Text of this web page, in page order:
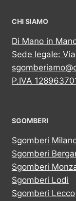
CHI SIAMO
Di Mano in
Sede legale:
P.IVA
SGOMBERI
Sgomberi
Sgomberi
Sgomberi
Sgomberi Lodi
Sgomberi Lecco